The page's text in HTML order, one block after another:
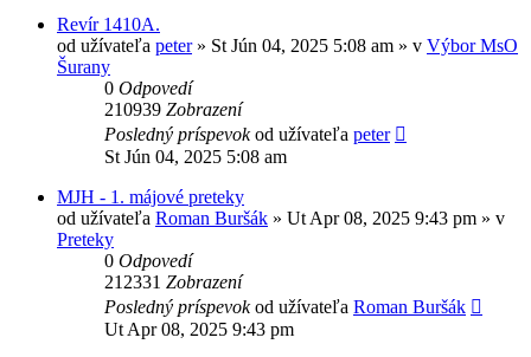
Revír 1410A.
od užívateľa peter» St Jún 04, 2025 5:08 am » v Výbor MsO
Šurany
0 Odpovedí
210939 Zobrazení
Posledný príspevokod užívateľa peter
St Jún 04, 2025 5:08 am
MJH - 1. májové preteky
od užívateľa Roman Buršák » Ut Apr 08, 2025 9:43 pm » v
Preteky
0 Odpovedí
212331 Zobrazení
Posledný príspevokod užívateľa Roman Buršák
Ut Apr 08, 2025 9:43 pm